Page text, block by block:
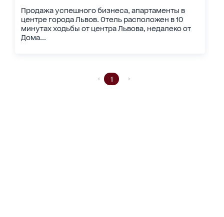
Продажа успешного бизнеса, апартаменты в
центре города Львов. Отель расположен в 10
минутах ходьбы от центра Львова, недалеко от
Дома...
1